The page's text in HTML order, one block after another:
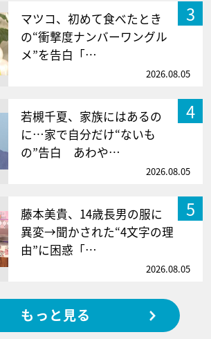
3
マツコ、初めて食べたとき
の“衝撃度ナンバーワングル
メ”を告白「…
2026.08.05
4
若槻千夏、家族にはあるの
に…家で自分だけ“ないも
の”告白 あわや…
2026.08.05
5
藤本美貴、14歳長男の服に
異変→聞かされた“4文字の理
由”に困惑「…
2026.08.05
もっと見る